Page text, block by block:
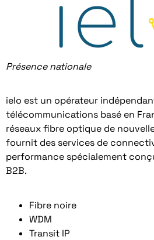
Présence nationale
ielo est un opérateur
télécommunications basé en
réseaux fibre optique de
fournit des services de
performance spécialement
B2B.
Fibre noire
WDM
Transit IP